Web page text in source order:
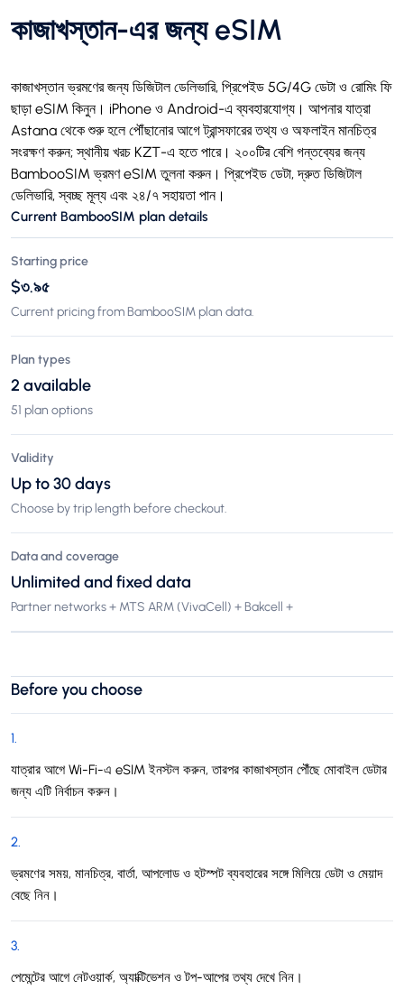
কাজাখস্তান-এর জন্য eSIM
কাজাখস্তান ভ্রমণের জন্য ডিজিটাল ডেলিভারি, প্রিপেইড 5G/4G ডেটা ও রোমিং ফি
ছাড়া eSIM কিনুন। iPhone ও Android-এ ব্যবহারযোগ্য। আপনার যাত্রা
Astana থেকে শুরু হলে পৌঁছানোর আগে ট্রান্সফারের তথ্য ও অফলাইন মানচিত্র
সংরক্ষণ করুন; স্থানীয় খরচ KZT-এ হতে পারে। ২০০টির বেশি গন্তব্যের জন্য
BambooSIM ভ্রমণ eSIM তুলনা করুন। প্রিপেইড ডেটা, দ্রুত ডিজিটাল
ডেলিভারি, স্বচ্ছ মূল্য এবং ২৪/৭ সহায়তা পান।
Current BambooSIM plan details
Starting price
$৩.৯৫
Current pricing from BambooSIM plan data.
Plan types
2 available
51 plan options
Validity
Up to 30 days
Choose by trip length before checkout.
Data and coverage
Unlimited and fixed data
Partner networks + MTS ARM (VivaCell) + Bakcell +
Before you choose
1.
যাত্রার আগে Wi-Fi-এ eSIM ইনস্টল করুন, তারপর কাজাখস্তান পৌঁছে মোবাইল ডেটার
জন্য এটি নির্বাচন করুন।
2.
ভ্রমণের সময়, মানচিত্র, বার্তা, আপলোড ও হটস্পট ব্যবহারের সঙ্গে মিলিয়ে ডেটা ও মেয়াদ
বেছে নিন।
3.
পেমেন্টের আগে নেটওয়ার্ক, অ্যাক্টিভেশন ও টপ-আপের তথ্য দেখে নিন।